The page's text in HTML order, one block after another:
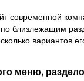
современной
по близлежащим
вариантов
меню,